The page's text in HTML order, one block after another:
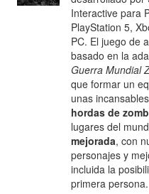
Interactive para
PlayStation 5,
PC. El juego de
basado en la
Guerra Mundial
que formar un
unas
hordas de
lugares del
mejorada, con
personajes y
incluida la
primera persona.